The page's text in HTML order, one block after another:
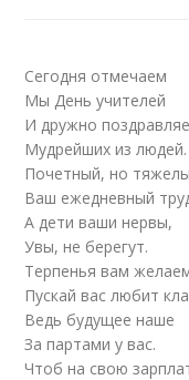
Сегодня отмечаем
Мы День учителей
И дружно
Мудрейших из людей.
Почетный, но
Ваш ежедневный
А дети ваши нервы,
Увы, не берегут.
Терпенья вам
Пускай вас любит
Ведь будущее наше
За партами у вас.
Чтоб на свою